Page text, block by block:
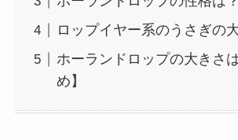
ロップイヤー系のうさぎの
ホーランドロップの大きさ
め】